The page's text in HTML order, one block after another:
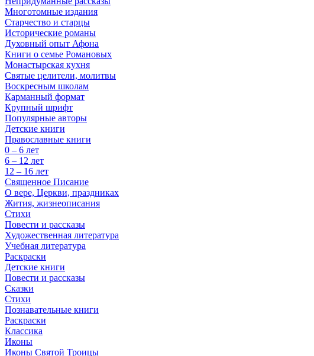
Многотомные издания
Старчество и старцы
Исторические романы
Духовный опыт Афона
Книги о семье Романовых
Монастырская кухня
Святые целители, молитвы
Воскресным школам
Карманный формат
Крупный шрифт
Популярные авторы
Детские книги
Православные книги
0 – 6 лет
6 – 12 лет
12 – 16 лет
Священное Писание
О вере, Церкви, праздниках
Жития, жизнеописания
Стихи
Повести и рассказы
Художественная литература
Учебная литература
Раскраски
Детские книги
Повести и рассказы
Сказки
Стихи
Познавательные книги
Раскраски
Классика
Иконы
Иконы Святой Троицы